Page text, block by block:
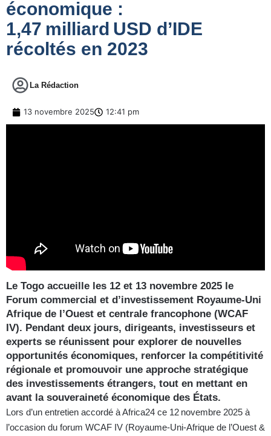
économique :
1,47 milliard USD d’IDE
récoltés en 2023
La Rédaction
13 novembre 2025 12:41 pm
Le Togo accueille les 12 et 13 novembre 2025 le
Forum commercial et d’investissement Royaume-Uni
Afrique de l’Ouest et centrale francophone (WCAF
IV). Pendant deux jours, dirigeants, investisseurs et
experts se réunissent pour explorer de nouvelles
opportunités économiques, renforcer la compétitivité
régionale et promouvoir une approche stratégique
des investissements étrangers, tout en mettant en
avant la souveraineté économique des États.
Lors d’un entretien accordé à Africa24 ce 12 novembre 2025 à
l’occasion du forum WCAF IV (Royaume‑Uni‑Afrique de l’Ouest &